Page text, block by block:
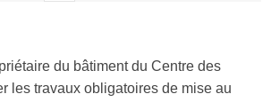
du bâtiment du Centre des
les travaux obligatoires de mise au